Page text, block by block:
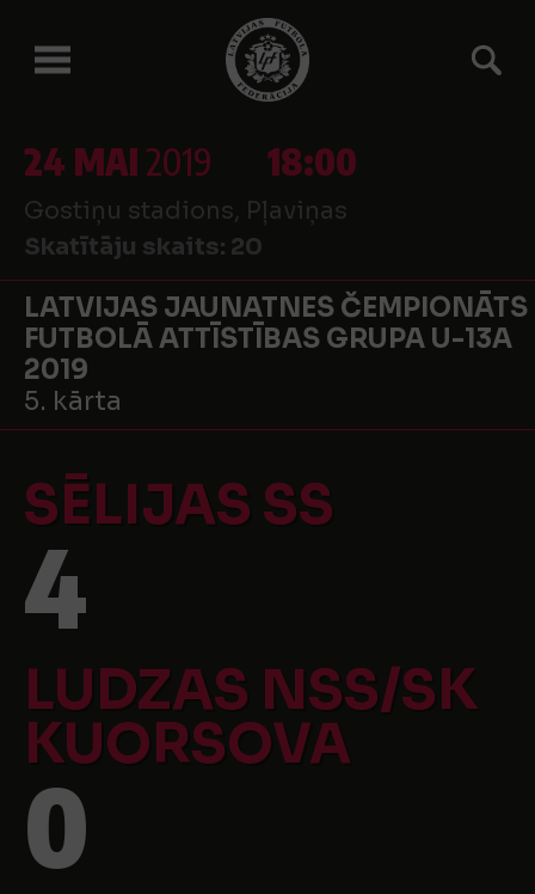
24 MAI2019 18:00
Gostiņu stadions, Pļaviņas
Skatītāju skaits: 20
LATVIJAS JAUNATNES ČEMPIONĀTS
FUTBOLĀ ATTĪSTĪBAS GRUPA U-13A
2019
5. kārta
SĒLIJAS SS
4
LUDZAS NSS/SK
KUORSOVA
0